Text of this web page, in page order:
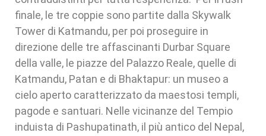
finale, le tre coppie sono partite dalla Skywalk
Tower di Katmandu, per poi proseguire in
direzione delle tre affascinanti Durbar Square
della valle, le piazze del Palazzo Reale, quelle di
Katmandu, Patan e di Bhaktapur: un museo a
cielo aperto caratterizzato da maestosi templi,
pagode e santuari. Nelle vicinanze del Tempio
induista di Pashupatinath, il più antico del Nepal,